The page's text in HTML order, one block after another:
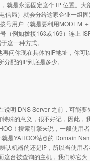
就是永远固定这个 IP 位置。
局）就会分给这家企业一组固
号用户（就是要利用MODEM
（例如拨接163或169）连上
这一种方式。
问你现在具体的IP地址，你
配的IP到底是多少。
说明 DNS Server 之前，可能
殊的意义，很不好记，因此
！搜索引擎来说，一般使用
是YAHOO!站点的 Domain
认机器的还是IP，所以当使用
台被查询的主机，我们称它